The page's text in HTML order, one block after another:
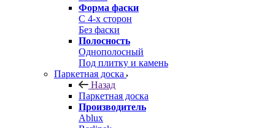
Форма фаски
С 4-х сторон
Без фаски
Полосность
Однополосный
Под плитку и камень
Паркетная доска
Назад
Паркетная доска
Производитель
Ablux